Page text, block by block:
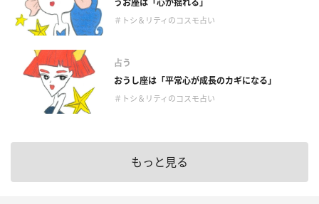
うお座は「心が揺れる」
＃トシ＆リティのコスモ占い
占う
おうし座は「平常心が成長のカギになる」
＃トシ＆リティのコスモ占い
もっと見る